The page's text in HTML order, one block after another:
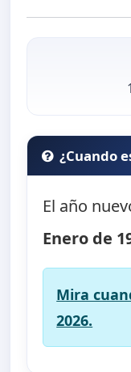
¿Cuando
El año
Enero de
Mira
2026.